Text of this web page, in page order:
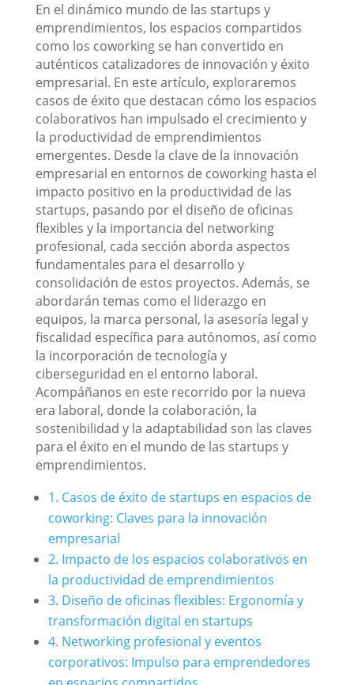
En el dinámico mundo de las startups y
emprendimientos, los espacios compartidos
como los coworking se han convertido en
auténticos catalizadores de innovación y éxito
empresarial. En este artículo, exploraremos
casos de éxito que destacan cómo los espacios
colaborativos han impulsado el crecimiento y
la productividad de emprendimientos
emergentes. Desde la clave de la innovación
empresarial en entornos de coworking hasta el
impacto positivo en la productividad de las
startups, pasando por el diseño de oficinas
flexibles y la importancia del networking
profesional, cada sección aborda aspectos
fundamentales para el desarrollo y
consolidación de estos proyectos. Además, se
abordarán temas como el liderazgo en
equipos, la marca personal, la asesoría legal y
fiscalidad específica para autónomos, así como
la incorporación de tecnología y
ciberseguridad en el entorno laboral.
Acompáñanos en este recorrido por la nueva
era laboral, donde la colaboración, la
sostenibilidad y la adaptabilidad son las claves
para el éxito en el mundo de las startups y
emprendimientos.
1. Casos de éxito de startups en espacios de
coworking: Claves para la innovación
empresarial
2. Impacto de los espacios colaborativos en
la productividad de emprendimientos
3. Diseño de oficinas flexibles: Ergonomía y
transformación digital en startups
4. Networking profesional y eventos
corporativos: Impulso para emprendedores